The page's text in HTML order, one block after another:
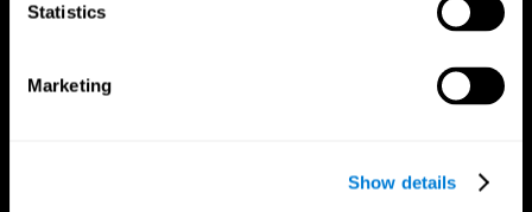
Statistics
Marketing
Show details